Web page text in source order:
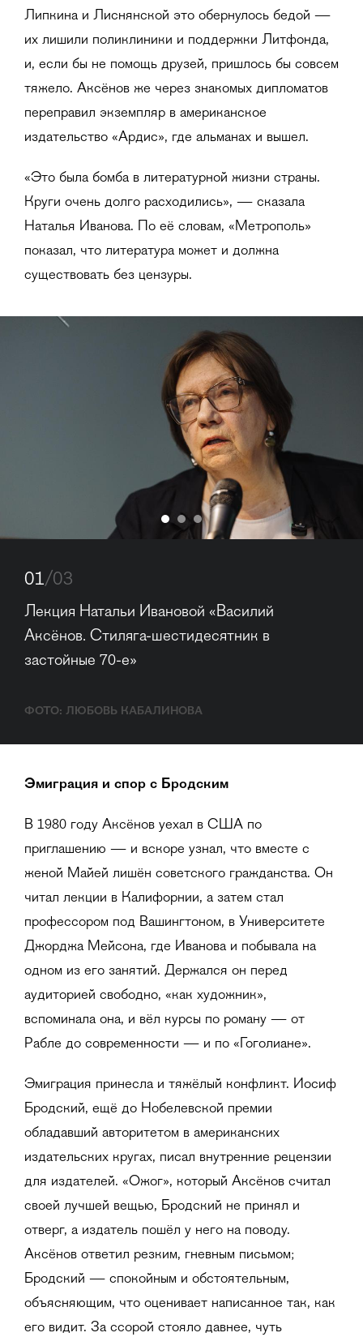
Липкина и Лиснянской это обернулось бедой —
их лишили поликлиники и поддержки Литфонда,
и, если бы не помощь друзей, пришлось бы совсем
тяжело. Аксёнов же через знакомых дипломатов
переправил экземпляр в американское
издательство «Ардис», где альманах и вышел.
«Это была бомба в литературной жизни страны.
Круги очень долго расходились», — сказала
Наталья Иванова. По её словам, «Метрополь»
показал, что литература может и должна
существовать без цензуры.
01/03
Лекция Натальи Ивановой «Василий
Аксёнов. Стиляга-шестидесятник в
застойные 70-е»
ФОТО: ЛЮБОВЬ КАБАЛИНОВА
Эмиграция и спор с Бродским
В 1980 году Аксёнов уехал в США по
приглашению — и вскоре узнал, что вместе с
женой Майей лишён советского гражданства. Он
читал лекции в Калифорнии, а затем стал
профессором под Вашингтоном, в Университете
Джорджа Мейсона, где Иванова и побывала на
одном из его занятий. Держался он перед
аудиторией свободно, «как художник»,
вспоминала она, и вёл курсы по роману — от
Рабле до современности — и по «Гоголиане».
Эмиграция принесла и тяжёлый конфликт. Иосиф
Бродский, ещё до Нобелевской премии
обладавший авторитетом в американских
издательских кругах, писал внутренние рецензии
для издателей. «Ожог», который Аксёнов считал
своей лучшей вещью, Бродский не принял и
отверг, а издатель пошёл у него на поводу.
Аксёнов ответил резким, гневным письмом;
Бродский — спокойным и обстоятельным,
объясняющим, что оценивает написанное так, как
его видит. За ссорой стояло давнее, чуть